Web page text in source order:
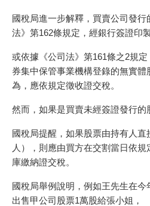
國稅局進一步解釋，買賣公司發行
法》第162條規定，經銀行簽證印
或依據《公司法》第161條之2規
券集中保管事業機構登錄的無實
為，應依規定徵收證交稅。
然而，如果是買賣未經簽證發行的
國稅局提醒，如果股票由持有人直
人），則應由買方在交割當日依
庫繳納證交稅。
國稅局舉例說明，例如王先生在
出售甲公司股票1萬股給張小姐，